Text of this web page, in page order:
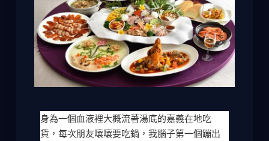
身為一個血液裡大概流著湯底的嘉義在地吃
貨，每次朋友嚷嚷要吃鍋，我腦子第一個蹦出